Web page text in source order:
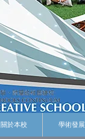
關於本校 學術發展